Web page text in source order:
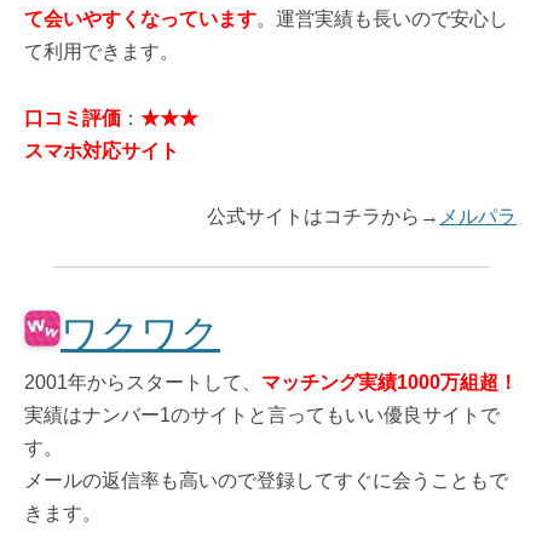
て会いやすくなっています。運営実績も長いので安心し
て利用できます。
口コミ評価 ： ★★★
スマホ対応サイト
公式サイトはコチラから→ メルパラ
ワクワク
2001年からスタートして、 マッチング実績1000万組超！
実績はナンバー1のサイトと言ってもいい優良サイトで
す。
メールの返信率も高いので登録してすぐに会うこともで
きます。